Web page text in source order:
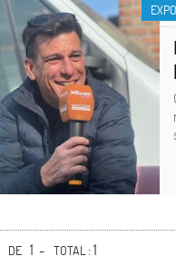
DE 1 -TOTAL: 1